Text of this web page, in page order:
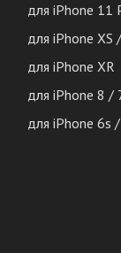
для iPhone 11
для iPhone XS
для iPhone XR
для iPhone 8 /
для iPhone 6s